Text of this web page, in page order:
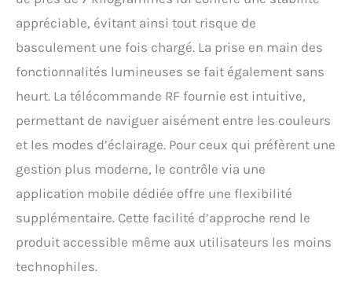
application, vous pouvez
régler les effets comme
vous le souhaitez,
notamment 7 couleurs
statiques, 22 couleurs
dynamiques, plusieurs
modes DIY, des modes
musicaux et une
minuterie de 1 à 4
heures. De plus,
plusieurs étagères de
bar peuvent être
simultanément.
Alimentez et faites durer
appréciable, évitant ainsi tout risque de
basculement une fois chargé. La prise en main des
fonctionnalités lumineuses se fait également sans
heurt. La télécommande RF fournie est intuitive,
permettant de naviguer aisément entre les couleurs
et les modes d’éclairage. Pour ceux qui préfèrent une
gestion plus moderne, le contrôle via une
application mobile dédiée offre une flexibilité
supplémentaire. Cette facilité d’approche rend le
produit accessible même aux utilisateurs les moins
technophiles.